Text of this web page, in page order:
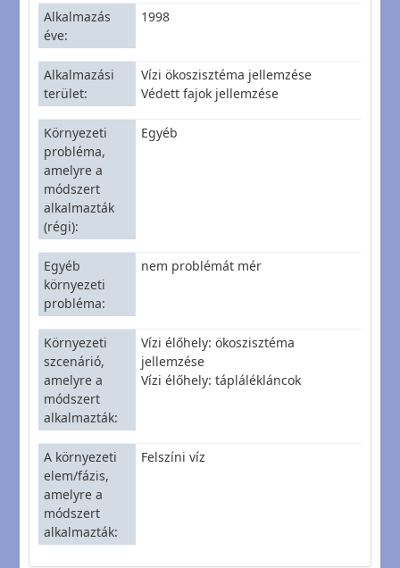
Alkalmazás
éve
1998
Alkalmazási
terület
Vízi ökoszisztéma jellemzése
Védett fajok jellemzése
Környezeti
probléma,
amelyre a
módszert
alkalmazták
(régi)
Egyéb
Egyéb
környezeti
probléma
nem problémát mér
Környezeti
szcenárió,
amelyre a
módszert
alkalmazták
Vízi élőhely: ökoszisztéma
jellemzése
Vízi élőhely: táplálékláncok
A környezeti
elem/fázis,
amelyre a
módszert
alkalmazták
Felszíni víz